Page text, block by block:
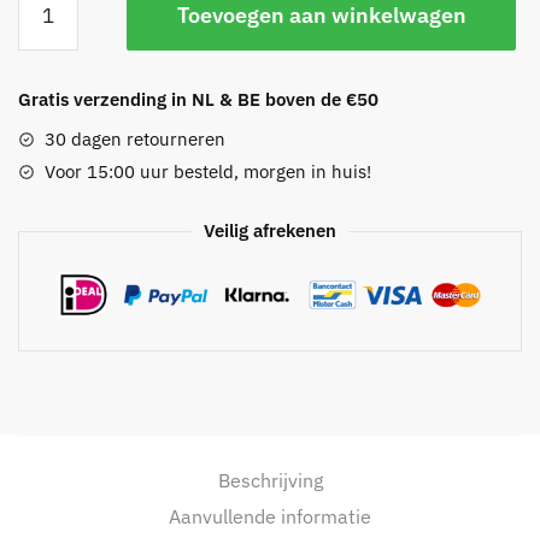
armband
aantal
Toevoegen aan winkelwagen
Gratis verzending in NL & BE boven de €50
30 dagen retourneren
Voor 15:00 uur besteld, morgen in huis!
Veilig afrekenen
Beschrijving
Aanvullende informatie